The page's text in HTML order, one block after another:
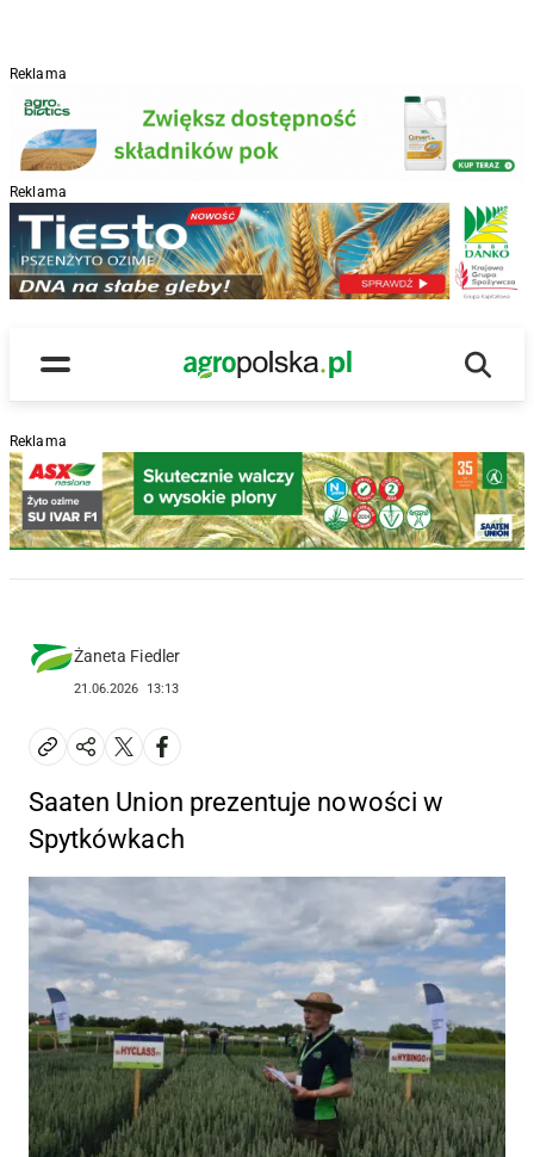
Reklama
Reklama
Menu
Main Logo
Reklama
Żaneta Fiedler
21.06.2026 13:13
Saaten Union prezentuje nowości w
Spytkówkach